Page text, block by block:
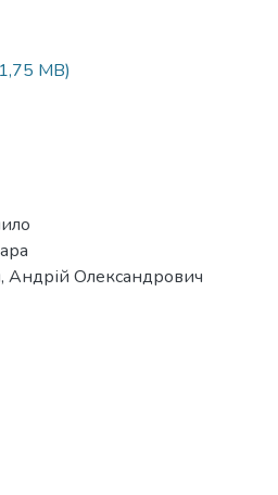
MB)
Андрій Олександрович